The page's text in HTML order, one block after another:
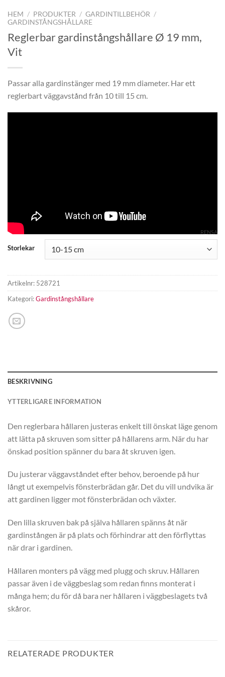
HEM / PRODUKTER / GARDINTILLBEHÖR /
GARDINSTÅNGSHÅLLARE
Reglerbar gardinstångshållare Ø 19 mm,
Vit
Passar alla gardinstänger med 19 mm diameter. Har ett
reglerbart väggavstånd från 10 till 15 cm.
Storlekar
RENSA
Artikelnr: 528721
Kategori:Gardinstångshållare
BESKRIVNING
YTTERLIGARE INFORMATION
Den reglerbara hållaren justeras enkelt till önskat läge genom
att lätta på skruven som sitter på hållarens arm. När du har
önskad position spänner du bara åt skruven igen.
Du justerar väggavståndet efter behov, beroende på hur
långt ut exempelvis fönsterbrädan går. Det du vill undvika är
att gardinen ligger mot fönsterbrädan och växter.
Den lilla skruven bak på själva hållaren spänns åt när
gardinstången är på plats och förhindrar att den förflyttas
när drar i gardinen.
Hållaren monters på vägg med plugg och skruv. Hållaren
passar även i de väggbeslag som redan finns monterat i
många hem; du för då bara ner hållaren i väggbeslagets två
skåror.
RELATERADE PRODUKTER